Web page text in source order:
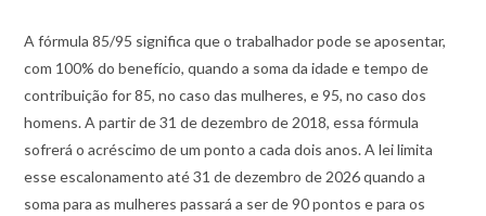
A fórmula 85/95 significa que o trabalhador pode se aposentar,
com 100% do benefício, quando a soma da idade e tempo de
contribuição for 85, no caso das mulheres, e 95, no caso dos
homens. A partir de 31 de dezembro de 2018, essa fórmula
sofrerá o acréscimo de um ponto a cada dois anos. A lei limita
esse escalonamento até 31 de dezembro de 2026 quando a
soma para as mulheres passará a ser de 90 pontos e para os